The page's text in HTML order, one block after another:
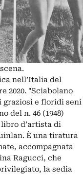
nell’Italia del
2020. "Sciabolano
graziosi e floridi seni
del n. 46 (1948)
d’artista di
È una tiratura
accompagnata
Ragucci, che
la sedia